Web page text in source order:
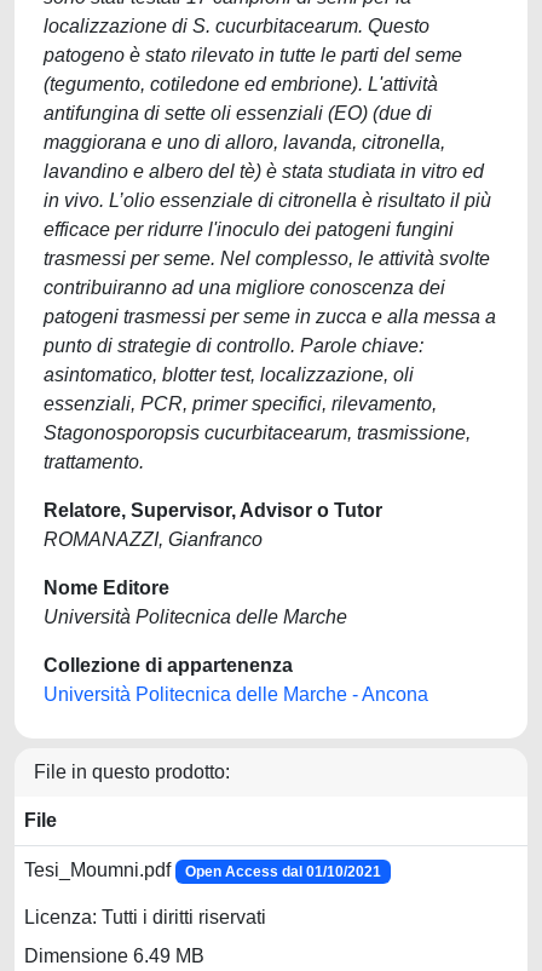
localizzazione di S. cucurbitacearum. Questo
patogeno è stato rilevato in tutte le parti del seme
(tegumento, cotiledone ed embrione). L'attività
antifungina di sette oli essenziali (EO) (due di
maggiorana e uno di alloro, lavanda, citronella,
lavandino e albero del tè) è stata studiata in vitro ed
in vivo. L’olio essenziale di citronella è risultato il più
efficace per ridurre l'inoculo dei patogeni fungini
trasmessi per seme. Nel complesso, le attività svolte
contribuiranno ad una migliore conoscenza dei
patogeni trasmessi per seme in zucca e alla messa a
punto di strategie di controllo. Parole chiave:
asintomatico, blotter test, localizzazione, oli
essenziali, PCR, primer specifici, rilevamento,
Stagonosporopsis cucurbitacearum, trasmissione,
trattamento.
Relatore, Supervisor, Advisor o Tutor
ROMANAZZI, Gianfranco
Nome Editore
Università Politecnica delle Marche
Collezione di appartenenza
Università Politecnica delle Marche - Ancona
File in questo prodotto:
File
Tesi_Moumni.pdf Open Access dal 01/10/2021
Licenza: Tutti i diritti riservati
Dimensione 6.49 MB